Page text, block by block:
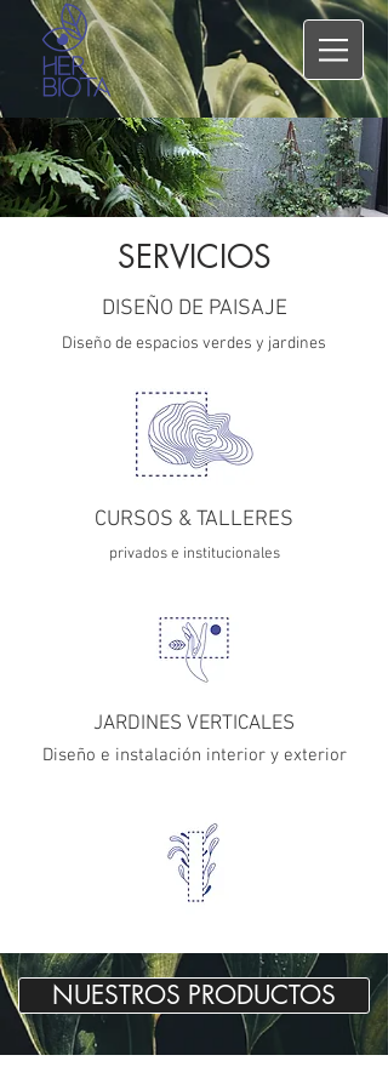
SERVICIOS
DISEÑO DE PAISAJE
Diseño de espacios verdes y jardines
CURSOS & TALLERES
privados e institucionales
JARDINES VERTICALES
Diseño e instalación interior y exterior
NUESTROS PRODUCTOS